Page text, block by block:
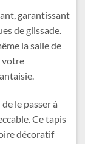
garantissant
de glissade.
la salle de
votre
le passer à
Ce tapis
décoratif